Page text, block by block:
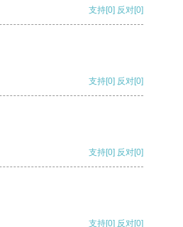
支持[0] 反对[0]
支持[0] 反对[0]
支持[0] 反对[0]
支持[0] 反对[0]